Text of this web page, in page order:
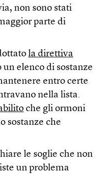
non sono stati
parte di
la direttiva
elenco di sostanze
entro certe
nella lista.
che gli ormoni
sostanze che
le soglie che non
un problema